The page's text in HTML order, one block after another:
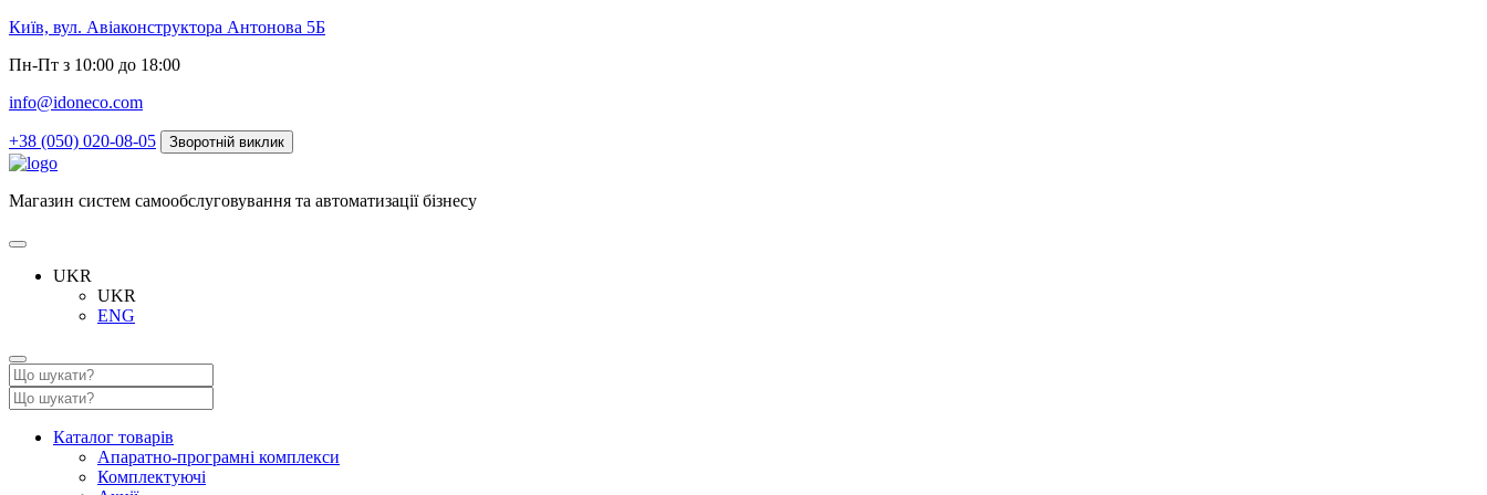
Київ, вул. Авіаконструктора Антонова 5Б
Пн-Пт з 10:00 до 18:00
info@idoneco.com
+38 (050) 020-08-05 Зворотній виклик
Магазин систем самообслуговування та автоматизації бізнесу
UKR
UKR
ENG
Каталог товарів
Апаратно-програмні комплекси
Комплектуючі